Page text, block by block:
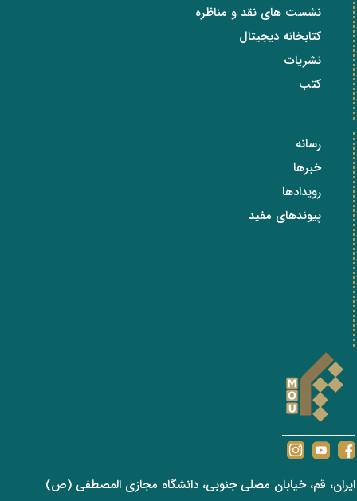
نشست های نقد و مناظره
کتابخانه دیجیتال
نشریات
کتب
رسانه
خبرها
رویدادها
پیوندهای مفید
ایران، قم، خیابان مصلی جنوبی، دانشگاه مجازی المصطفی (ص)